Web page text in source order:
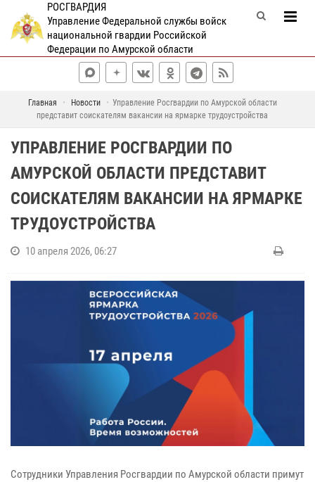
РОСГВАРДИЯ
Управление Федеральной службы войск
национальной гвардии Российской
Федерации по Амурской области
Главная Новости
Управление Росгвардии по Амурской области
представит соискателям вакансии на ярмарке трудоустройства
УПРАВЛЕНИЕ РОСГВАРДИИ ПО
АМУРСКОЙ ОБЛАСТИ ПРЕДСТАВИТ
СОИСКАТЕЛЯМ ВАКАНСИИ НА ЯРМАРКЕ
ТРУДОУСТРОЙСТВА
10 апреля 2026, 06:27
Сотрудники Управления Росгвардии по Амурской области примут